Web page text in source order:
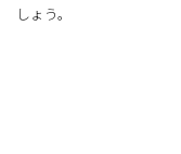
しょう。